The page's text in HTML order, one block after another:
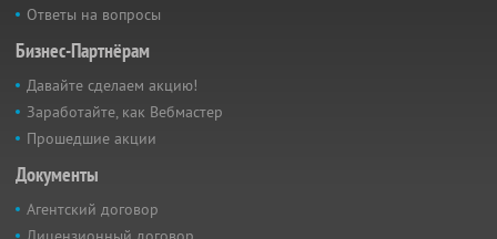
Ответы на вопросы
Бизнес-Партнёрам
Давайте сделаем акцию!
Заработайте, как Вебмастер
Прошедшие акции
Документы
Агентский договор